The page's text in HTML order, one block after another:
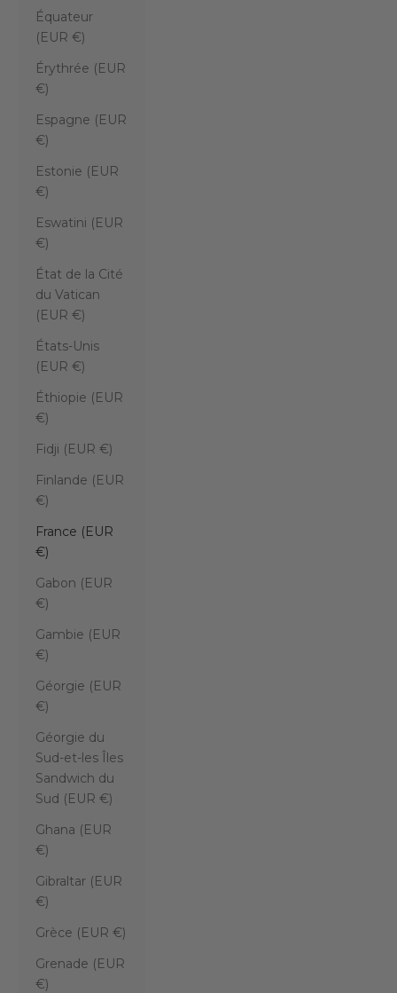
Équateur
(EUR €)
Érythrée (EUR
€)
Espagne (EUR
€)
Estonie (EUR
€)
Eswatini (EUR
€)
État de la Cité
du Vatican
(EUR €)
États-Unis
(EUR €)
Éthiopie (EUR
€)
Fidji (EUR €)
Finlande (EUR
€)
France (EUR
€)
Gabon (EUR
€)
Gambie (EUR
€)
Géorgie (EUR
€)
Géorgie du
Sud-et-les Îles
Sandwich du
Sud (EUR €)
Ghana (EUR
€)
Gibraltar (EUR
€)
Grèce (EUR €)
Grenade (EUR
€)